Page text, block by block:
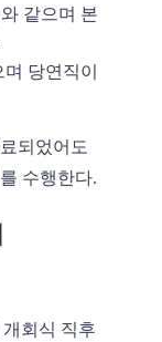
같으며 본
당연직이
되었어도
수행한다.
회식 직후